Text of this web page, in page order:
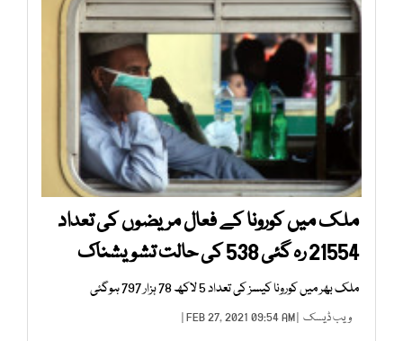
ملک میں کورونا کے فعال مریضوں کی تعداد
21554 رہ گئی 538 کی حالت تشویشناک
ملک بھر میں کورونا کیسز کی تعداد 5 لاکھ 78 ہزار 797 ہوگئی
ویب ڈیسک | FEB 27, 2021 09:54 AM |